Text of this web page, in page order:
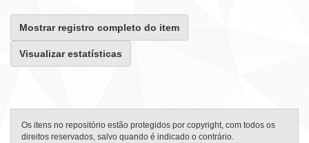
Mostrar registro completo do item
Visualizar estatísticas
Os itens no repositório estão protegidos por copyright, com todos os
direitos reservados, salvo quando é indicado o contrário.